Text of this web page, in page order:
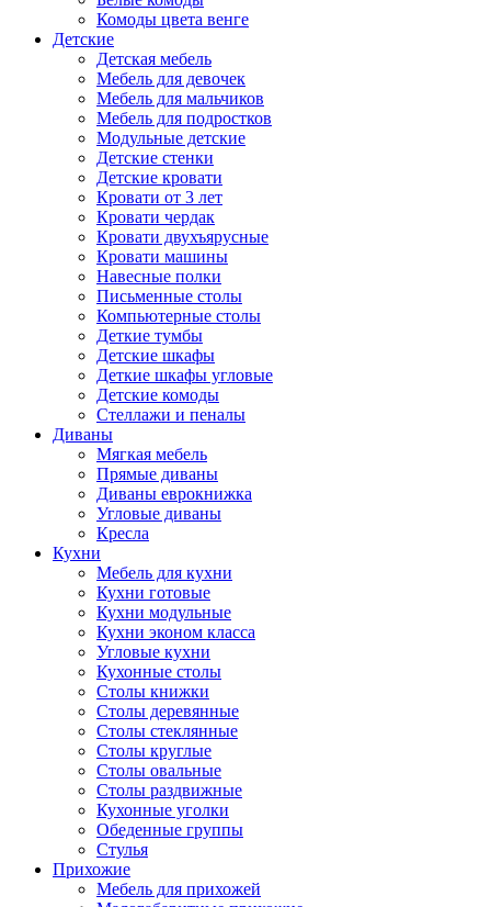
Комоды цвета венге
Детские
Детская мебель
Мебель для девочек
Мебель для мальчиков
Мебель для подростков
Модульные детские
Детские стенки
Детские кровати
Кровати от 3 лет
Кровати чердак
Кровати двухъярусные
Кровати машины
Навесные полки
Письменные столы
Компьютерные столы
Деткие тумбы
Детские шкафы
Деткие шкафы угловые
Детские комоды
Стеллажи и пеналы
Диваны
Мягкая мебель
Прямые диваны
Диваны еврокнижка
Угловые диваны
Кресла
Кухни
Мебель для кухни
Кухни готовые
Кухни модульные
Кухни эконом класса
Угловые кухни
Кухонные столы
Столы книжки
Столы деревянные
Столы стеклянные
Столы круглые
Столы овальные
Столы раздвижные
Кухонные уголки
Обеденные группы
Стулья
Прихожие
Мебель для прихожей